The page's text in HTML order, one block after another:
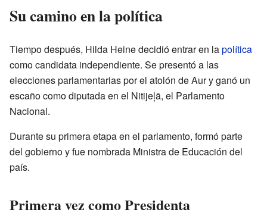
Su camino en la política
Tiempo después, Hilda Heine decidió entrar en lapolítica
como candidata independiente. Se presentó a las
elecciones parlamentarias por el atolón de Aur y ganó un
escaño como diputada en el Nitijeļā, el Parlamento
Nacional.
Durante su primera etapa en el parlamento, formó parte
del gobierno y fue nombrada Ministra de Educación del
país.
Primera vez como Presidenta